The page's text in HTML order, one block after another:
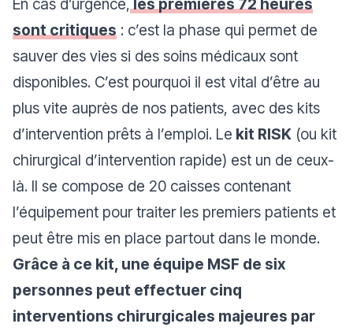
En cas d’urgence,les premières 72 heures
sont critiques : c’est la phase qui permet de
sauver des vies si des soins médicaux sont
disponibles. C’est pourquoi il est vital d’être au
plus vite auprès de nos patients, avec des kits
d’intervention prêts à l’emploi. Le kit RISK (ou kit
chirurgical d’intervention rapide) est un de ceux-
là. Il se compose de 20 caisses contenant
l’équipement pour traiter les premiers patients et
peut être mis en place partout dans le monde.
Grâce à ce kit, une équipe MSF de six
personnes peut effectuer cinq
interventions chirurgicales majeures par